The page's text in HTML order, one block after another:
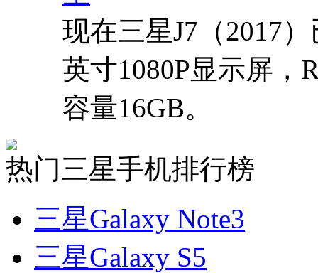
现在三星J7（2017
英寸1080P显示屏，
容量16GB。
热门三星手机排行榜
三星Galaxy Note3
三星Galaxy S5